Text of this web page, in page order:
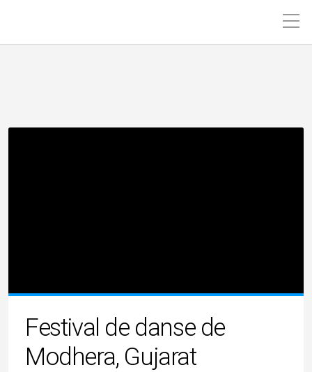
Festival de danse de
Modhera, Gujarat